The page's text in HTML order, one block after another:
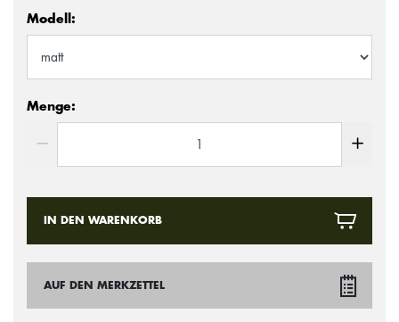
Modell:
Menge:
IN DEN WARENKORB
AUF DEN MERKZETTEL